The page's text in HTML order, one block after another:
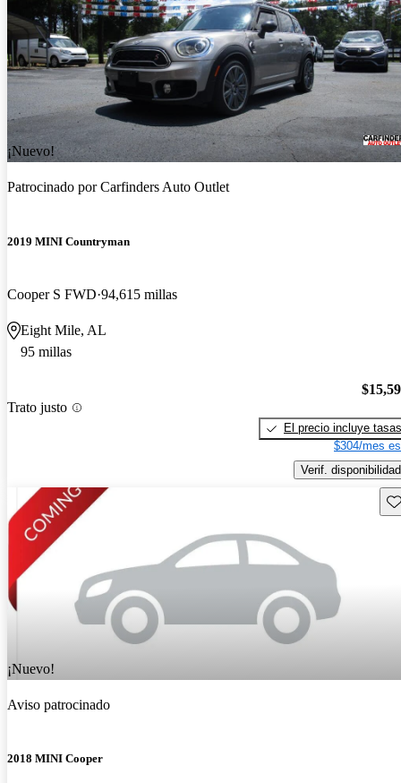
¡Nuevo!
Patrocinado porCarfinders Auto Outlet
2019 MINI Countryman
Cooper S FWD 94,615 millas
Eight Mile, AL
95 millas
Trato justo
El precio incluye tasas
$304/mes
Verif. disponibilidad
¡Nuevo!
Aviso patrocinado
2018 MINI Cooper